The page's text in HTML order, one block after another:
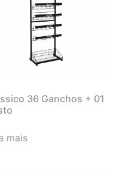
36 Ganchos + 01
mais